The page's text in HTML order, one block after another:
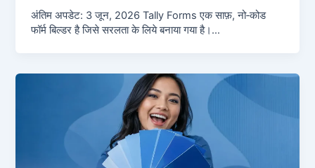
अंतिम अपडेट: 3 जून, 2026 Tally Forms एक साफ़, नो‑कोड
फॉर्म बिल्डर है जिसे सरलता के लिये बनाया गया है।…